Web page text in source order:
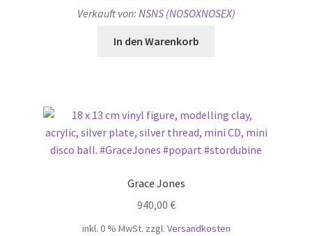
Verkauft von: NSNS (NOSOXNOSEX)
In den Warenkorb
Grace Jones
940,00 €
inkl. 0 % MwSt. zzgl. Versandkosten